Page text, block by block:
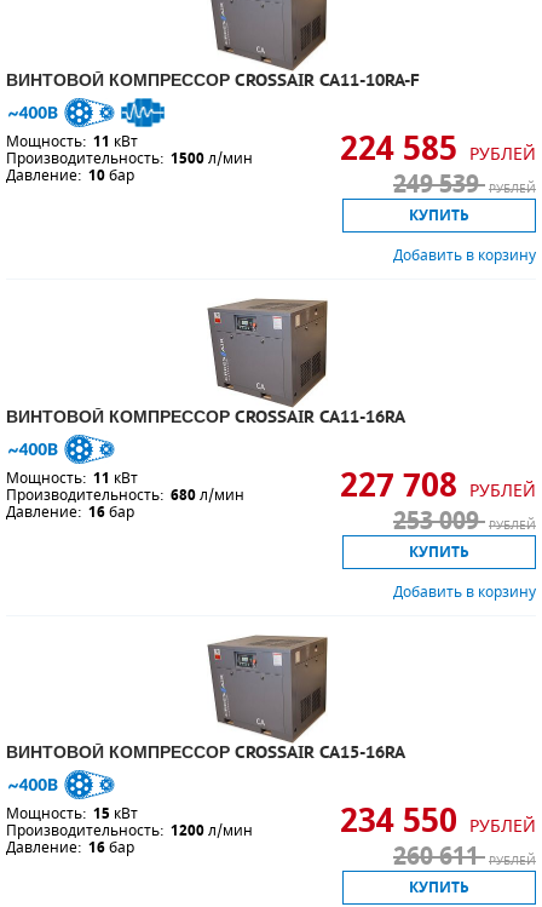
ВИНТОВОЙ КОМПРЕССОР CROSSAIR CA11-10RA-F
Мощность: 11 кВт
Производительность: 1500л/мин
Давление: 10бар
224 585 РУБЛЕЙ
249 539 РУБЛЕЙ
КУПИТЬ
Добавить в корзину
ВИНТОВОЙ КОМПРЕССОР CROSSAIR CA11-16RA
Мощность: 11 кВт
Производительность: 680л/мин
Давление: 16бар
227 708 РУБЛЕЙ
253 009 РУБЛЕЙ
КУПИТЬ
Добавить в корзину
ВИНТОВОЙ КОМПРЕССОР CROSSAIR CA15-16RA
Мощность: 15 кВт
Производительность: 1200л/мин
Давление: 16бар
234 550 РУБЛЕЙ
260 611 РУБЛЕЙ
КУПИТЬ